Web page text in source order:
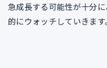
急成長する可能性が十分
的にウォッチしていきます。